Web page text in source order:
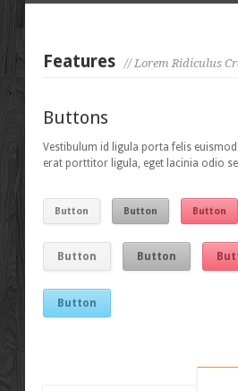
Features // Lorem Ridiculus
Buttons
Vestibulum id ligula porta felis
erat porttitor ligula, eget lacinia odio
Button Button Button
Button Button
Button